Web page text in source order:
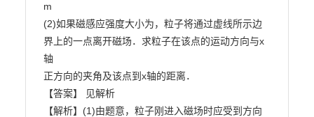
m
(2)如果磁感应强度大小为，粒子将通过虚线所示边
界上的一点离开磁场．求粒子在该点的运动方向与x
轴
正方向的夹角及该点到x轴的距离．
【答案】 见解析
【解析】(1)由题意，粒子刚进入磁场时应受到方向